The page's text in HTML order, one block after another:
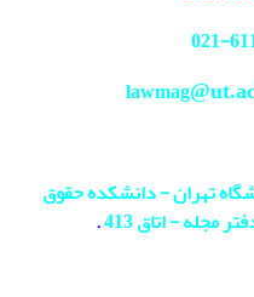
021
تهران - دانشکده حقوق
.